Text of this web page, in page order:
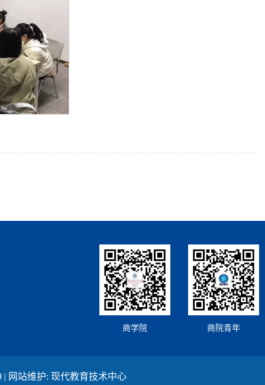
商学院 商院青年
| 网站维护: 现代教育技术中心